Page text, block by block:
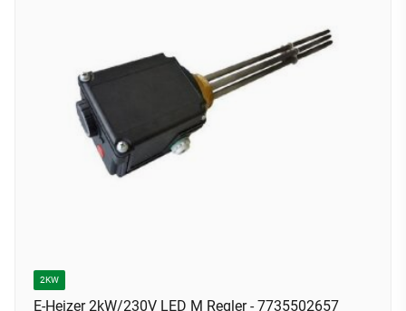
2KW
E-Heizer 2kW/230V LED M Regler - 7735502657